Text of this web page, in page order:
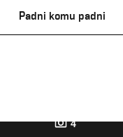
Padni komu padni
4